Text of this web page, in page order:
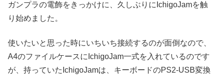
ガンプラの電飾をきっかけに、久しぶりにIchigoJamを触
り始めました。
使いたいと思った時にいちいち接続するのが面倒なので、
A4のファイルケースにIchigoJam一式を入れているのです
が、持っていたIchigoJamは、キーボードのPS2-USB変換